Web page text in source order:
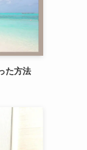
た方法